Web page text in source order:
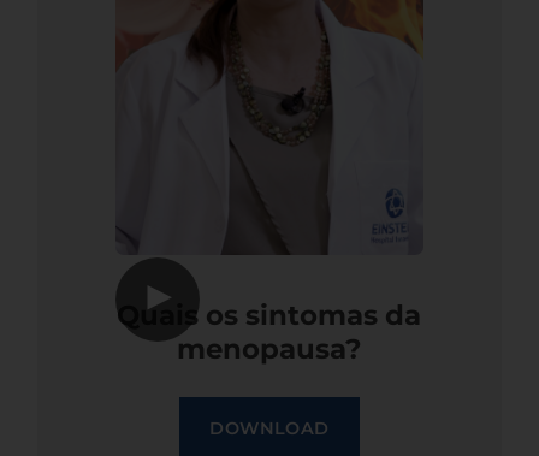
▶
Quais os sintomas da
menopausa?
DOWNLOAD